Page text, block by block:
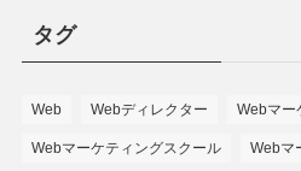
タグ
Web Webディレクター Webマー
Webマーケティングスクール Webマ